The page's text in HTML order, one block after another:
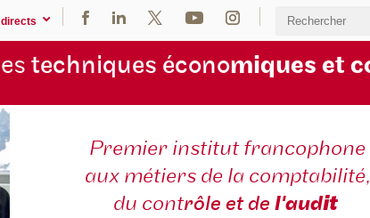
techniques économiques et
Premier institut francophone
aux métiers de la comptabilité,
du contrôle et del'audit